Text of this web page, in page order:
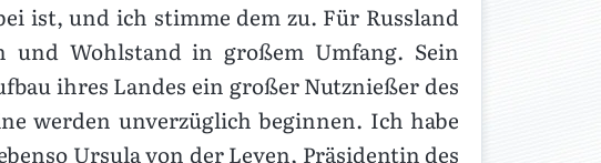
ist, und ich stimme dem zu. Für Russland
und Wohlstand in großem Umfang. Sein
ihres Landes ein großer Nutznießer des
werden unverzüglich beginnen. Ich habe
Ursula von der Leyen, Präsidentin des